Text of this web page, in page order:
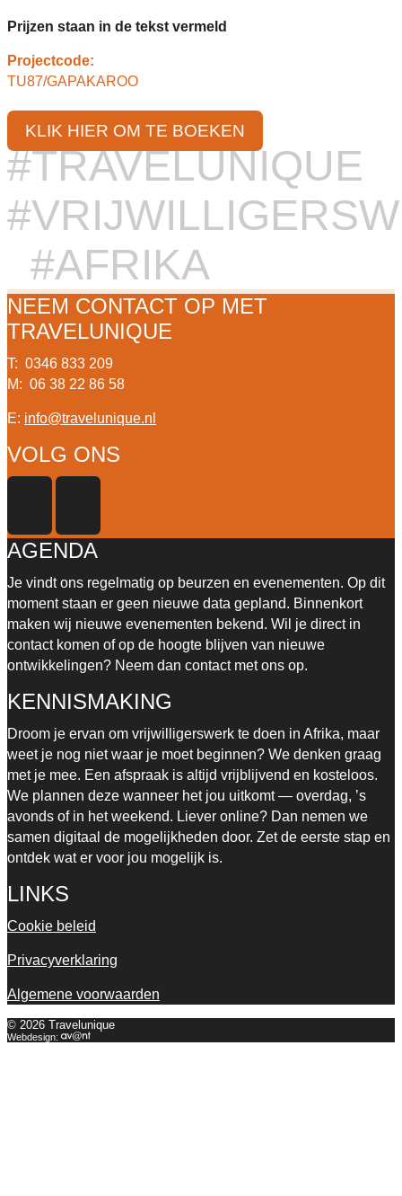
Prijzen staan in de tekst vermeld
Projectcode:
TU87/GAPAKAROO
KLIK HIER OM TE BOEKEN
#TRAVELUNIQUE
#AFRIKA
NEEM CONTACT OP MET
TRAVELUNIQUE
T: 0346 833 209
M: 06 38 22 86 58
E: info@travelunique.nl
VOLG ONS
AGENDA
Je vindt ons regelmatig op beurzen en evenementen. Op dit
moment staan er geen nieuwe data gepland. Binnenkort
maken wij nieuwe evenementen bekend. Wil je direct in
contact komen of op de hoogte blijven van nieuwe
ontwikkelingen? Neem dan contact met ons op.
KENNISMAKING
Droom je ervan om vrijwilligerswerk te doen in Afrika, maar
weet je nog niet waar je moet beginnen? We denken graag
met je mee. Een afspraak is altijd vrijblijvend en kosteloos.
We plannen deze wanneer het jou uitkomt — overdag, ’s
avonds of in het weekend. Liever online? Dan nemen we
samen digitaal de mogelijkheden door. Zet de eerste stap en
ontdek wat er voor jou mogelijk is.
LINKS
Cookie beleid
Privacyverklaring
Algemene voorwaarden
© 2026 Travelunique
Webdesign: